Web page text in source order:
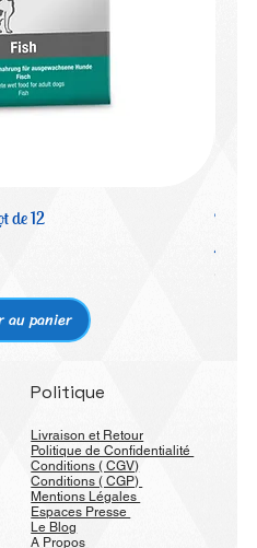
de 12
au panier
À
Prix
TVA
Politique
Livraison et Retour
Politique de Confidentialité
Conditions ( CGV)
Conditions ( CGP)
Mentions Légales
Espaces Presse
Le Blog
A Propos